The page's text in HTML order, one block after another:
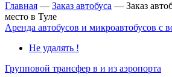
Главная — Заказ автобуса — Заказ
место в Туле
Аренда автобусов и микроавтобусов с
Не удалять !
Групповой трансфер в и из аэропорта